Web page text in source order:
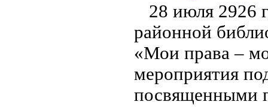
28 июля 2926
районной
«Мои права –
мероприятия
посвященными